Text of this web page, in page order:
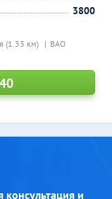
(1.33 км) ВАО
3800
консультация и